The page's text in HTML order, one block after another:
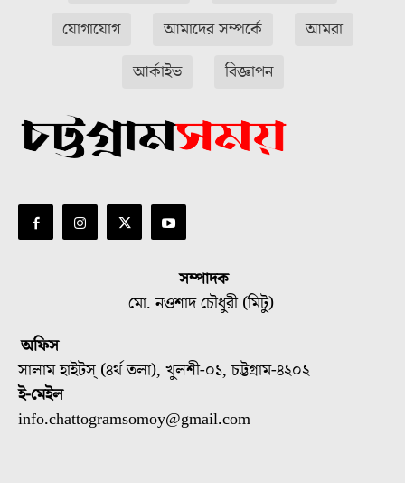
যোগাযোগ
আমাদের সম্পর্কে
আমরা
আর্কাইভ
বিজ্ঞাপন
সম্পাদক
মো. নওশাদ চৌধুরী (মিটু)
অফিস
সালাম হাইটস্ (৪র্থ তলা), খুলশী-০১, চট্টগ্রাম-৪২০২
ই-মেইল
info.chattogramsomoy@gmail.com